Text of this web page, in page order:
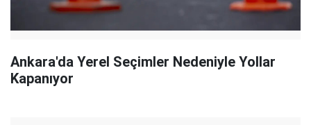
Ankara'da Yerel Seçimler Nedeniyle Yollar
Kapanıyor